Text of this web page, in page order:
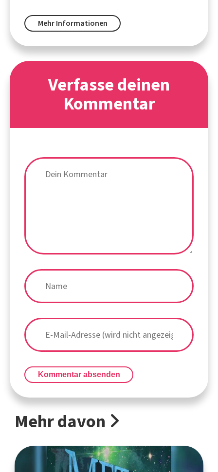
Mehr Informationen
Verfasse deinen
Kommentar
Kommentar absenden
Mehr davon